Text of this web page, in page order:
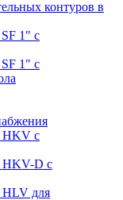
контуров в
1" с
1" с
HKV с
HKV-D с
HLV для